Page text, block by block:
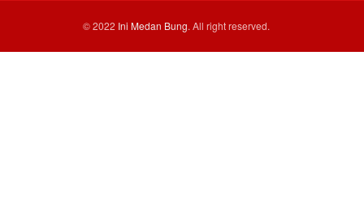
© 2022 Ini Medan Bung. All right reserved.